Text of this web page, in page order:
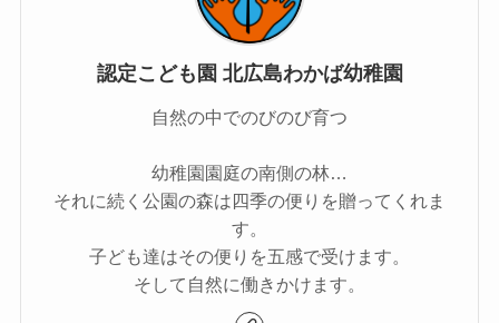
認定こども園 北広島わかば幼稚園
自然の中でのびのび育つ
幼稚園園庭の南側の林…
それに続く公園の森は四季の便りを贈ってくれま
す。
子ども達はその便りを五感で受けます。
そして自然に働きかけます。